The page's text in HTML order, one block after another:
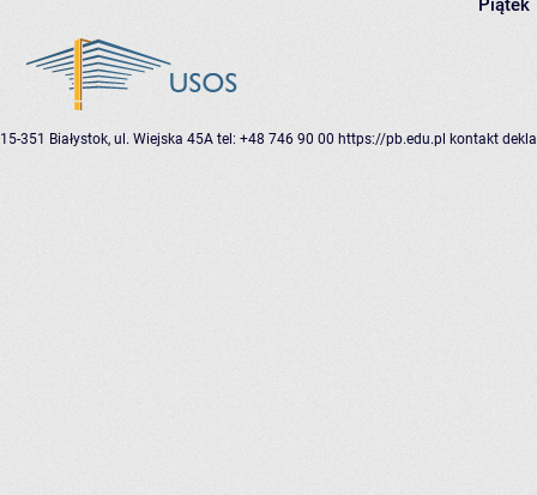
15-351 Białystok, ul. Wiejska 45A tel: +48 746 90 00 https://pb.edu.pl kontakt